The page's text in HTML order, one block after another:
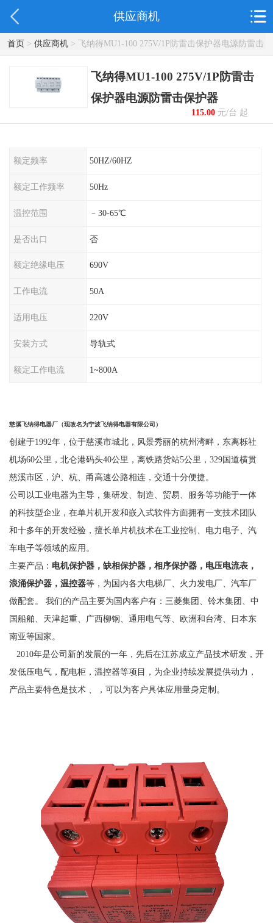
供应商机
首页> 供应商机> 飞纳得MU1-100 275V/1P防雷击保护器电源防雷击
保护器
飞纳得MU1-100 275V/1P防雷击
保护器电源防雷击保护器
115.00元/台 起
额定频率 50HZ/60HZ
额定工作频率 50Hz
温控范围 ﹣30-65℃
是否出口 否
额定绝缘电压 690V
工作电流 50A
适用电压 220V
安装方式 导轨式
额定工作电流 1~800A
慈溪飞纳得电器厂 （现改名为宁波飞纳得电器有限公司 ）
创建于1992年，位于慈溪市城北，风景秀丽的杭州湾畔，东离栎社
机场60公里，北仑港码头40公里，离铁路货站5公里，329国道横贯
慈溪市区，沪、杭、甬高速公路相连，交通十分便捷。
公司以工业电器为主导，集研发、制造、贸易、服务等功能于一体
的科技型企业，在单片机开发和嵌入式软件方面拥有一支技术团队
和十多年的开发经验，擅长单片机技术在工业控制、电力电子、汽
车电子等领域的应用。
主要产品 ： 电机保护器，缺相保护器，相序保护器，电压电流表，
浪涌保护器，温控器等，为国内各大电梯厂、火力发电厂、汽车厂
做配套。
我们的产品主要为国内客户有：三菱集团、铃木集团、中
国船舶、天津起重、广西柳钢、通用电气等、欧洲和台湾、日本东
南亚等国家。
2010年是公司新的发展的一年，先后在江苏成立产品技术研发，开
发低压电气，配电柜，温控器等项目，为企业持续发展提供动力，
产品主要特色是技术 、，可以为客户具体应用量身定制。